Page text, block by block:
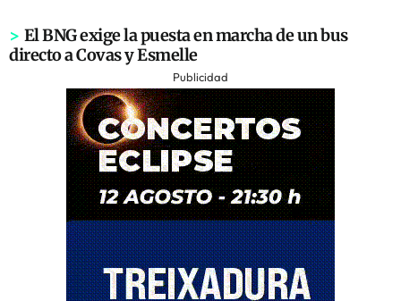
> El BNG exige la puesta en marcha de un bus
directo a Covas y Esmelle
Publicidad